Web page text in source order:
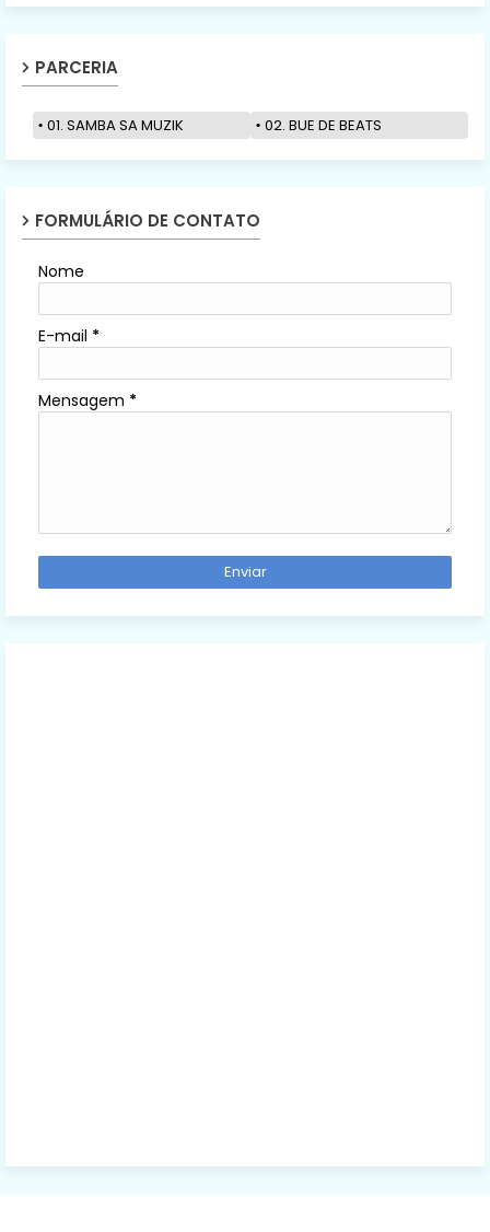
PARCERIA
01. SAMBA SA MUZIK 02. BUE DE BEATS
FORMULÁRIO DE CONTATO
Nome
E-mail *
Mensagem *